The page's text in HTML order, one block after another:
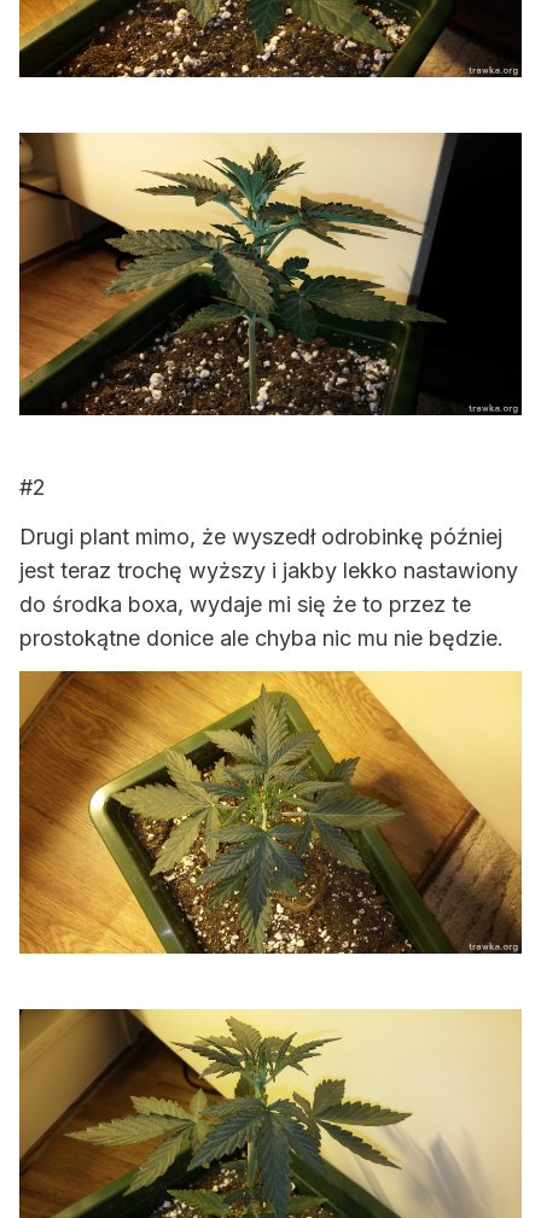
#2
Drugi plant mimo, że wyszedł odrobinkę później
jest teraz trochę wyższy i jakby lekko nastawiony
do środka boxa, wydaje mi się że to przez te
prostokątne donice ale chyba nic mu nie będzie.